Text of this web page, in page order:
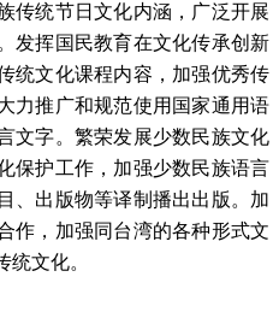
传统节日文化内涵，广泛开展
发挥国民教育在文化传承创新
统文化课程内容，加强优秀传
力推广和规范使用国家通用语
文字。繁荣发展少数民族文化
保护工作，加强少数民族语言
、出版物等译制播出出版。加
作，加强同台湾的各种形式文
文化。